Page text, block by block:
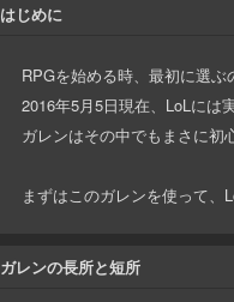
はじめに
RPGを始める時、最初に選
2016年5月5日現在、LoLには
ガレンはその中でもまさに初
まずはこのガレンを使って、
ガレンの長所と短所